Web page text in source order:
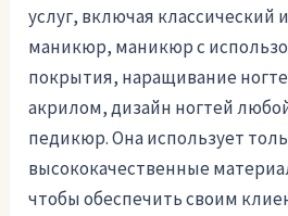
услуг, включая классический
маникюр, маникюр с
покрытия, наращивание
акрилом, дизайн ногтей
педикюр. Она использует
высококачественные
чтобы обеспечить своим